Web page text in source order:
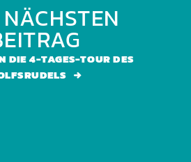
DIE 4-TAGES-TOUR DES